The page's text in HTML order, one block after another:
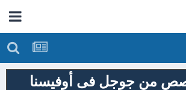
من جوجل فى أوفيسنا